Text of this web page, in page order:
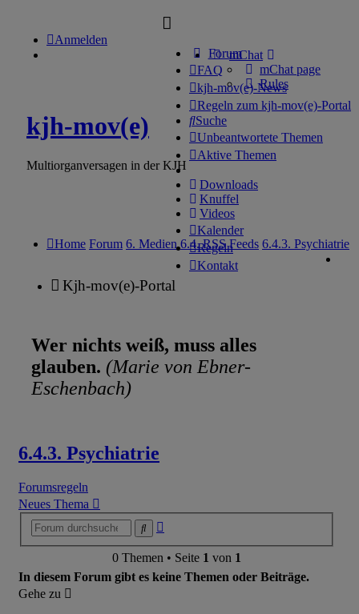
Forum
FAQ
kjh-mov(e)-News
Regeln zum kjh-mov(e)-Portal
Suche
Unbeantwortete Themen
Aktive Themen
Downloads
Knuffel
Videos
Kalender
Regeln
Kontakt
Anmelden
mChat
mChat page
Rules
kjh-mov(e)
Multiorganversagen in der KJH
Home Forum 6. Medien 6.4. RSS Feeds 6.4.3. Psychiatrie
Kjh-mov(e)-Portal
Wer nichts weiß, muss alles
glauben. (Marie von Ebner-
Eschenbach)
6.4.3. Psychiatrie
Forumsregeln
Neues Thema
0 Themen • Seite 1 von 1
In diesem Forum gibt es keine Themen oder Beiträge.
Gehe zu